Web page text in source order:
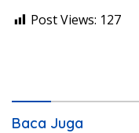
Post Views: 127
Baca Juga